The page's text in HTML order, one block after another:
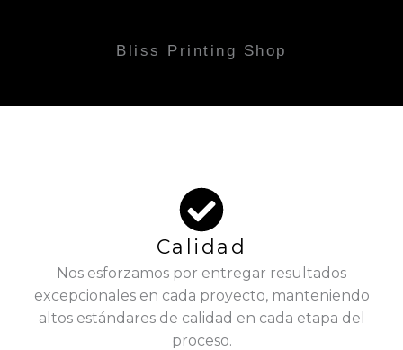
Bliss Printing Shop
Calidad
Nos esforzamos por entregar resultados
excepcionales en cada proyecto, manteniendo
altos estándares de calidad en cada etapa del
proceso.